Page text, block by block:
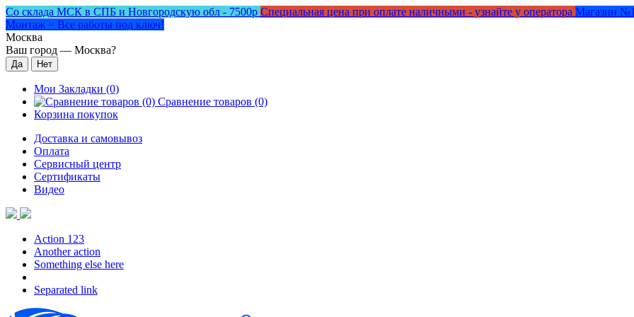
Со склада МСК в СПБ и Новгородскую обл - 7500р Специальная цена при оплате наличными - узнайте у оператора Магазин
Монтаж = Все работы под ключ!
Москва
Ваш город — Москва?
Мои Закладки (0)
Сравнение товаров (0)
Корзина покупок
Доставка и самовывоз
Оплата
Сервисный центр
Сертификаты
Видео
Action 123
Another action
Something else here
Separated link